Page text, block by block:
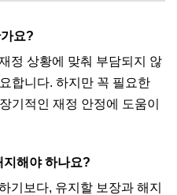
요?
정 상황에 맞춰 부담되지 않
합니다. 하지만 꼭 필요한
기적인 재정 안정에 도움이
지해야 하나요?
기보다, 유지할 보장과 해지